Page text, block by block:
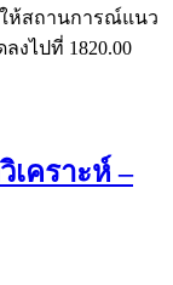
ห้สถานการณ์แนว
งไปที่ 1820.00
คราะห์ –